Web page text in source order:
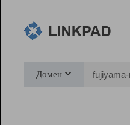
Домен